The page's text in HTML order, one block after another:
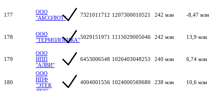
177
ООО
"АБСОЛЮТ"
7321011712 1207300010521 242 млн -8,47 млн
178
ООО
"ТЕРМОЛОГИКА"5029151971 1115029005046 242 млн 13,9 млн
179
ООО
НПП
"АЛВИ"
6453006548 1026403048253 240 млн 6,74 млн
180
ООО
НПФ
"ЭТЕК
4004001556 1024000569680 238 млн 10,6 млн